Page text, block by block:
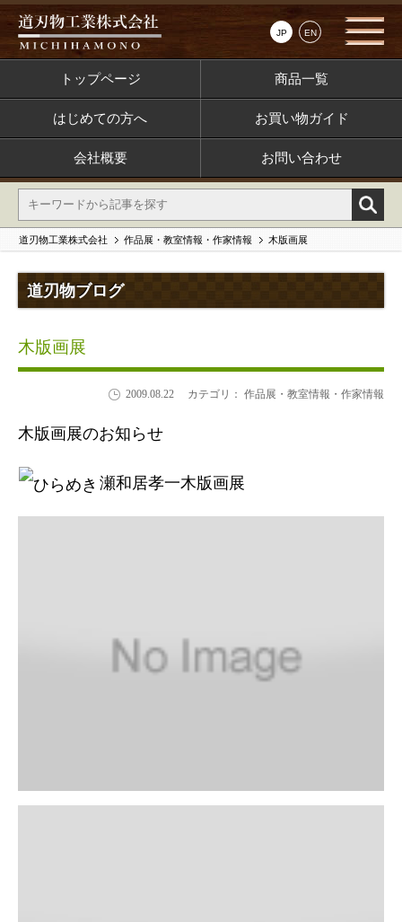
JP EN
トップページ 商品一覧
はじめての方へ お買い物ガイド
会社概要 お問い合わせ
道刃物工業株式会社 作品展・教室情報・作家情報 木版画展
道刃物ブログ
木版画展
2009.08.22 カテゴリ： 作品展・教室情報・作家情報
木版画展のお知らせ
瀬和居孝一木版画展